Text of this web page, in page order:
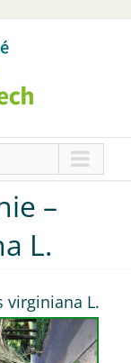
–
L.
virginiana L.